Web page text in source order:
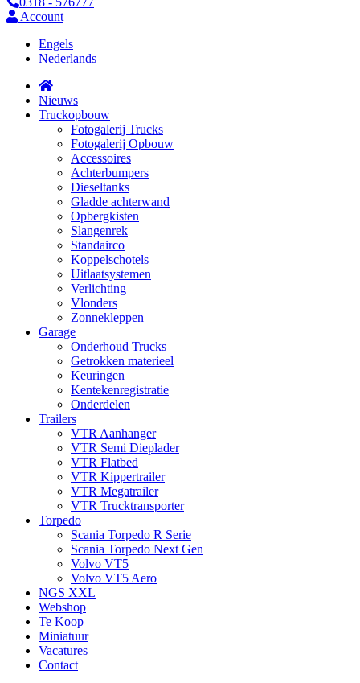
Account
Engels
Nederlands
Nieuws
Truckopbouw
Fotogalerij Trucks
Fotogalerij Opbouw
Accessoires
Achterbumpers
Dieseltanks
Gladde achterwand
Opbergkisten
Slangenrek
Standairco
Koppelschotels
Uitlaatsystemen
Verlichting
Vlonders
Zonnekleppen
Garage
Onderhoud Trucks
Getrokken materieel
Keuringen
Kentekenregistratie
Onderdelen
Trailers
VTR Aanhanger
VTR Semi Dieplader
VTR Flatbed
VTR Kippertrailer
VTR Megatrailer
VTR Trucktransporter
Torpedo
Scania Torpedo R Serie
Scania Torpedo Next Gen
Volvo VT5
Volvo VT5 Aero
NGS XXL
Webshop
Te Koop
Miniatuur
Vacatures
Contact